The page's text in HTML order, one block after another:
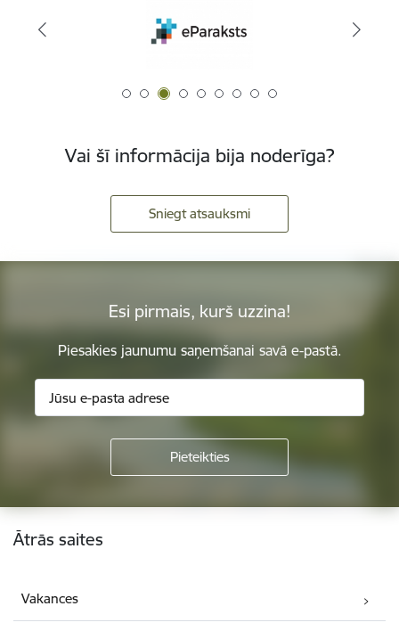
Vai šī informācija bija noderīga?
Sniegt atsauksmi
Esi pirmais, kurš uzzina!
Piesakies jaunumu saņemšanai savā e-pastā.
Kājene
Ātrās saites
Vakances